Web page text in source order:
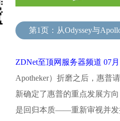
ZDNet至顶网服务器频道 07
Apotheker）折磨之后，惠普
新确定了惠普的重点发展方
是回归本质——重新审视并发